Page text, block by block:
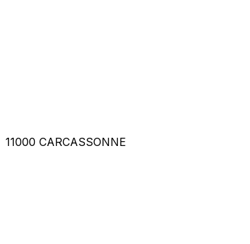
11000 CARCASSONNE